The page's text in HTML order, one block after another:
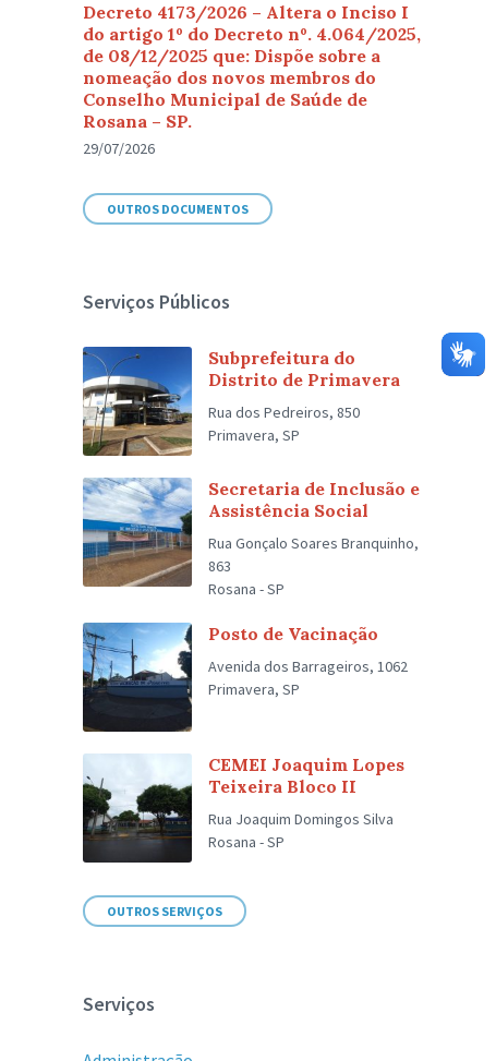
Decreto 4173/2026 – Altera o Inciso I
do artigo 1º do Decreto nº. 4.064/2025,
de 08/12/2025 que: Dispõe sobre a
nomeação dos novos membros do
Conselho Municipal de Saúde de
Rosana – SP.
29/07/2026
OUTROS DOCUMENTOS
Serviços Públicos
Subprefeitura do
Distrito de Primavera
Rua dos Pedreiros, 850
Primavera, SP
Secretaria de Inclusão e
Assistência Social
Rua Gonçalo Soares Branquinho,
863
Rosana - SP
Posto de Vacinação
Avenida dos Barrageiros, 1062
Primavera, SP
CEMEI Joaquim Lopes
Teixeira Bloco II
Rua Joaquim Domingos Silva
Rosana - SP
OUTROS SERVIÇOS
Serviços